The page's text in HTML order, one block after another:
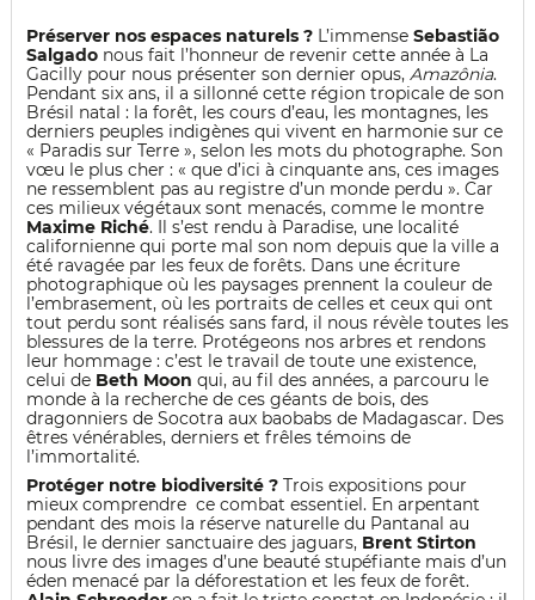
Préserver nos espaces naturels ?L’immense Sebastião
Salgadonous fait l’honneur de revenir cette année à La
Gacilly pour nous présenter son dernier opus, Amazônia.
Pendant six ans, il a sillonné cette région tropicale de son
Brésil natal : la forêt, les cours d’eau, les montagnes, les
derniers peuples indigènes qui vivent en harmonie sur ce
« Paradis sur Terre », selon les mots du photographe. Son
vœu le plus cher : « que d’ici à cinquante ans, ces images
ne ressemblent pas au registre d’un monde perdu ». Car
ces milieux végétaux sont menacés, comme le montre
Maxime Riché. Il s’est rendu à Paradise, une localité
californienne qui porte mal son nom depuis que la ville a
été ravagée par les feux de forêts. Dans une écriture
photographique où les paysages prennent la couleur de
l’embrasement, où les portraits de celles et ceux qui ont
tout perdu sont réalisés sans fard, il nous révèle toutes les
blessures de la terre. Protégeons nos arbres et rendons
leur hommage : c’est le travail de toute une existence,
celui de Beth Moon qui, au fil des années, a parcouru le
monde à la recherche de ces géants de bois, des
dragonniers de Socotra aux baobabs de Madagascar. Des
êtres vénérables, derniers et frêles témoins de
l’immortalité.
Protéger notre biodiversité ?Trois expositions pour
mieux comprendre ce combat essentiel. En arpentant
pendant des mois la réserve naturelle du Pantanal au
Brésil, le dernier sanctuaire des jaguars, Brent Stirton
nous livre des images d’une beauté stupéfiante mais d’un
éden menacé par la déforestation et les feux de forêt.